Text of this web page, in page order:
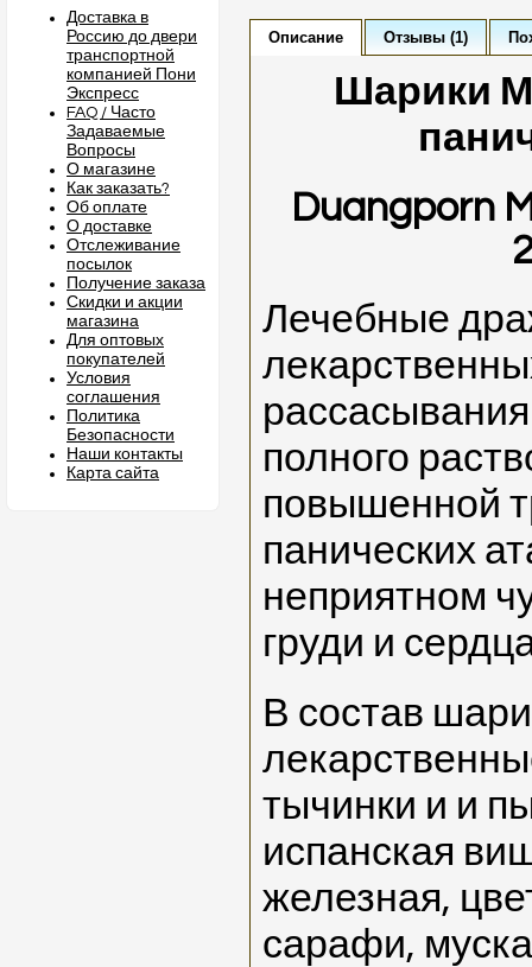
Доставка в
Россию до двери
транспортной
компанией Пони
Экспресс
FAQ / Часто
Задаваемые
Вопросы
О магазине
Как заказать?
Об оплате
О доставке
Отслеживание
посылок
Получение заказа
Скидки и акции
магазина
Для оптовых
покупателей
Условия
соглашения
Политика
Безопасности
Наши контакты
Карта сайта
Описание Отзывы (1)
Шарики
Duangporn
Лечебные
полного
повышенной
панических
неприятном
груди и
В состав
тычинки и и
испанская
железная,
сарафи,